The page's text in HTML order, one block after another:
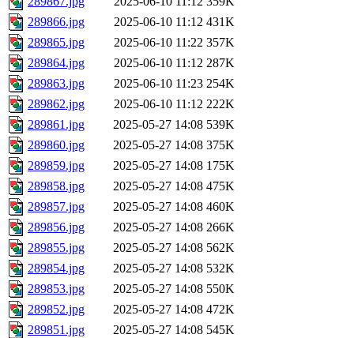
289866.jpg
2025-06-10 11:12 431K
289865.jpg
2025-06-10 11:22 357K
289864.jpg
2025-06-10 11:12 287K
289863.jpg
2025-06-10 11:23 254K
289862.jpg
2025-06-10 11:12 222K
289861.jpg
2025-05-27 14:08 539K
289860.jpg
2025-05-27 14:08 375K
289859.jpg
2025-05-27 14:08 175K
289858.jpg
2025-05-27 14:08 475K
289857.jpg
2025-05-27 14:08 460K
289856.jpg
2025-05-27 14:08 266K
289855.jpg
2025-05-27 14:08 562K
289854.jpg
2025-05-27 14:08 532K
289853.jpg
2025-05-27 14:08 550K
289852.jpg
2025-05-27 14:08 472K
289851.jpg
2025-05-27 14:08 545K